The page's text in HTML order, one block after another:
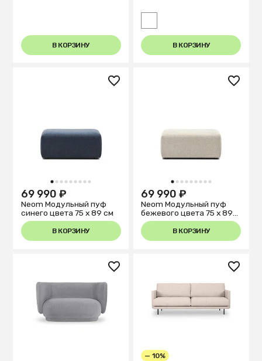
В КОРЗИНУ В КОРЗИНУ
1 2 3 4 5 6 7 8 9
69 990 ₽
Neom Модульный пуф
синего цвета 75 x 89 см
В КОРЗИНУ
1 2 3 4 5 6 7 8 9
69 990 ₽
Neom Модульный пуф
бежевого цвета 75 x 89
см
В КОРЗИНУ
— 10%